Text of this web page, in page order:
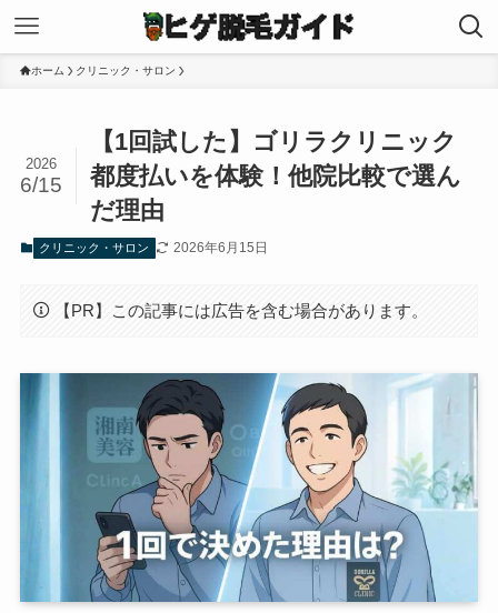
ホーム クリニック・サロン
【1回試した】ゴリラクリニック
都度払いを体験！他院比較で選ん
だ理由
2026
6/15
クリニック・サロン 2026年6月15日
【PR】この記事には広告を含む場合があります。